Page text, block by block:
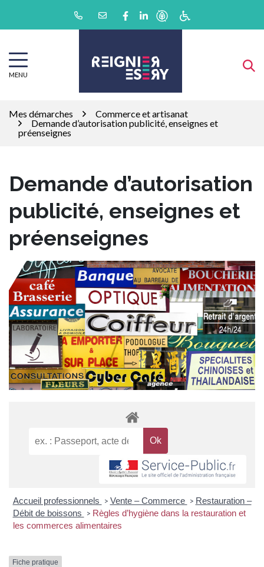
Lien vers le compte Facebook
Lien vers le compte Linkedin
MENU
Mes démarches
Commerce et artisanat
Demande d’autorisation publicité, enseignes et
préenseignes
Demande d’autorisation
publicité, enseignes et
préenseignes
Accueil professionnels > Vente – Commerce > Restauration –
Débit de boissons
> Règles d’hygiène dans la restauration et
les commerces alimentaires
Fiche pratique